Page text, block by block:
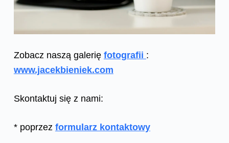
Zobacz naszą galerię fotografii :
www.jacekbieniek.com
Skontaktuj się z nami:
* poprzez formularz kontaktowy